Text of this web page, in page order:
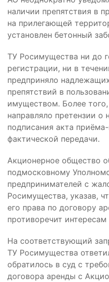
наличии препятствия в
на прилегающей
установлен бетонный
ТУ Росимущества ни до
регистрации, ни в
предприняло
препятствий в
имуществом. Более
направляло претензии о
подписания акта
фактической передачи.
Акционерное общество
подмосковному
предпринимателей с
Росимущества, указав,
его права по договору
противоречит
На соответствующий
ТУ Росимущества
обратилось в суд с
договора аренды с